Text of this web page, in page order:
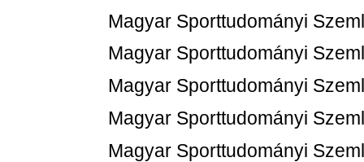
Magyar Sporttudományi
Magyar Sporttudományi
Magyar Sporttudományi
Magyar Sporttudományi
Magyar Sporttudományi